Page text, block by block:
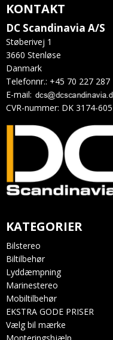
KONTAKT
DC Scandinavia A/S
Støberivej 1
3660 Stenløse
Danmark
Telefonnr.: +45 70 227 287
E-mail:
CVR-nummer: DK 3174-
KATEGORIER
Bilstereo
Biltilbehør
Lyddæmpning
Marinestereo
Mobiltilbehør
EKSTRA GODE PRISER
Vælg bil mærke